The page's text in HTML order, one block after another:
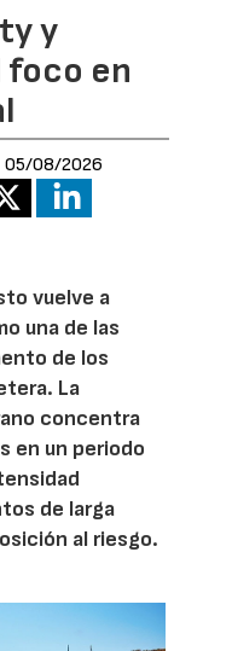
y
foco en
05/08/2026
vuelve a
una de las
de los
La
concentra
en un periodo
de larga
al riesgo.